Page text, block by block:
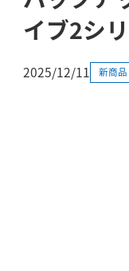
イブ2シ
2025/12/11 新商